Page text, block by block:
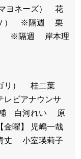
ヨネーズ） 花
Ｖ） ※隔週 栗
） ※隔週 岸本理
ゴリ） 桂二葉
ビアナウンサ
輔 白河れい 原
曜】 児嶋一哉
丈 小室瑛莉子